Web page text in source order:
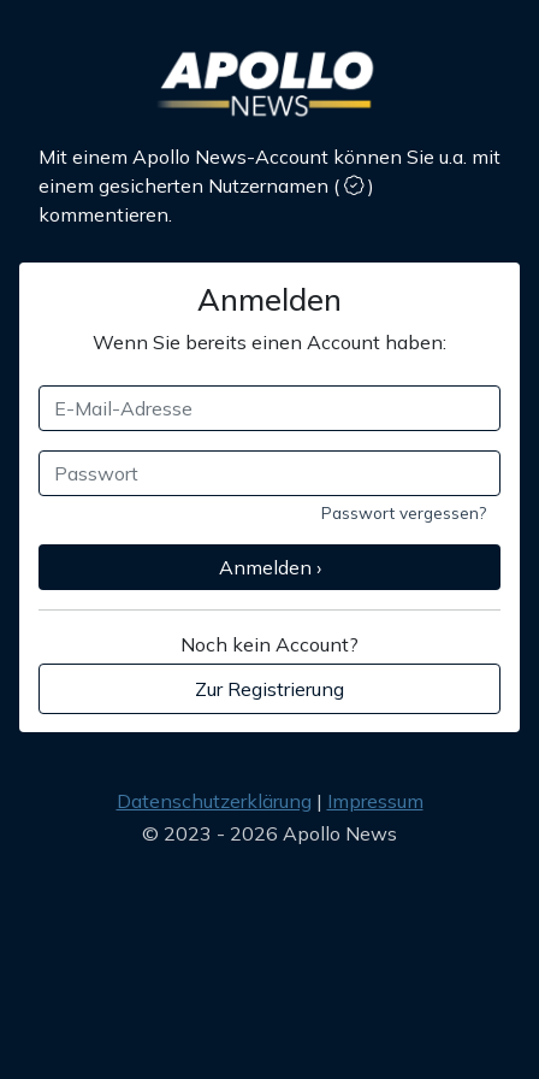
Mit einem Apollo News-Account können Sie u.a. mit
einem gesicherten Nutzernamen (
)
kommentieren.
Anmelden
Wenn Sie bereits einen Account haben:
Passwort vergessen?
Anmelden ›
Noch kein Account?
Zur Registrierung
Datenschutzerklärung
Impressum
© 2023 - 2026 Apollo News